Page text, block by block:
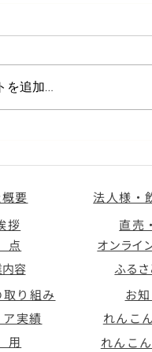
を追加…
要
拶
点
容
り組み
ア実績
用
法人様・
直売
オンライ
ふる
お
れんこ
れんこ